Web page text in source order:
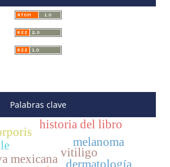
Palabras clave
mexicana
vitiligo
melanoma
historia del libro